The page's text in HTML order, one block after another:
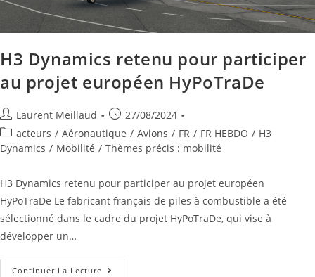
H3 Dynamics retenu pour participer
au projet européen HyPoTraDe
Laurent Meillaud
27/08/2024
acteurs / Aéronautique / Avions / FR / FR HEBDO / H3
Dynamics / Mobilité / Thèmes précis : mobilité
H3 Dynamics retenu pour participer au projet européen
HyPoTraDe Le fabricant français de piles à combustible a été
sélectionné dans le cadre du projet HyPoTraDe, qui vise à
développer un…
Continuer La Lecture